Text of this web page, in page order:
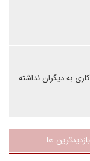
به دیگران نداشته
ها